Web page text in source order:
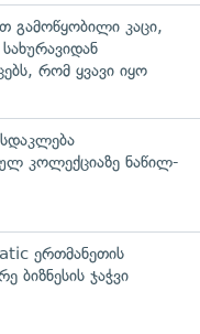
გამოწყობილი კაცი,
რომ ყვავი იყო
კოლექციაზე ნაწილ-
ერთმანეთის
ბიზნესის ჯაჭვი